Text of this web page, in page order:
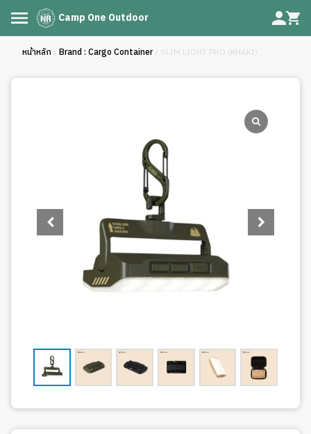
Camp One Outdoor
หน้าหลัก / Brand : Cargo Container/ SLIM LIGHT PRO (KHAKI)